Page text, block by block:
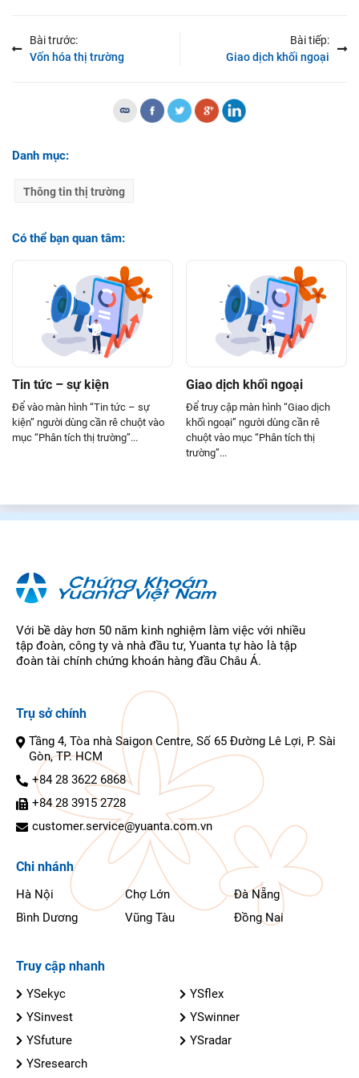
Lệnh chốt lời/cắt lỗ
Gửi phản hồi
Bài trước:
Vốn hóa thị trường
Bài tiếp:
Giao dịch khối ngoại
Danh mục:
Thông tin thị trường
Có thể bạn quan tâm:
Tin tức – sự kiện
Để vào màn hình “Tin tức – sự
kiện” người dùng cần rê chuột vào
mục “Phân tích thị trường”...
Giao dịch khối ngoại
Để truy cập màn hình “Giao dịch
khối ngoại” người dùng cần rê
chuột vào mục “Phân tích thị
trường”...
Với bề dày hơn 50 năm kinh nghiệm làm việc với nhiều
tập đoàn, công ty và nhà đầu tư, Yuanta tự hào là tập
đoàn tài chính chứng khoán hàng đầu Châu Á.
Trụ sở chính
Tầng 4, Tòa nhà Saigon Centre, Số 65 Đường Lê Lợi, P. Sài
Gòn, TP. HCM
+84 28 3622 6868
+84 28 3915 2728
customer.service@yuanta.com.vn
Chi nhánh
Hà Nội Chợ Lớn
Đà Nẵng
Bình Dương
Vũng Tàu Đồng Nai
Truy cập nhanh
YSekyc
YSflex
YSinvest
YSwinner
YSfuture
YSradar
YSresearch